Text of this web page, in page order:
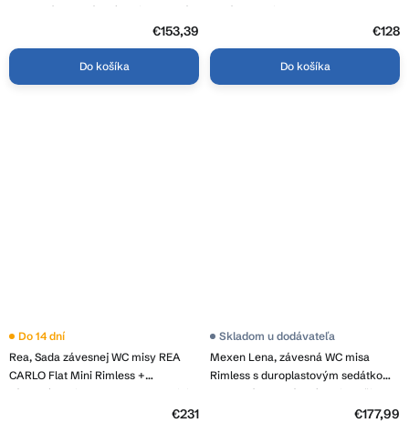
s pomalým zatváraním, biela lesklá,
€153,39
Do košíka
sedátkom, biela, REA-C2760
€128
Do košíka
Rea, Sada závesnej WC misy REA
CARLO Flat Mini Rimless +
závesného Bidetu REA CARLO Mini,
Do 14 dní
€231
Mexen Lena, závesná WC misa
Rimless s duroplastovým sedátkom
s pomalým zatváraním, biela-čierny
Skladom u dodávateľa
€177,99